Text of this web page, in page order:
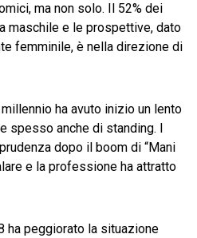
ma non solo. Il 52% dei
e le prospettive, dato
femminile, è nella direzione di
ha avuto inizio un lento
spesso anche di standing. I
dopo il boom di “Mani
e la professione ha attratto
ha peggiorato la situazione